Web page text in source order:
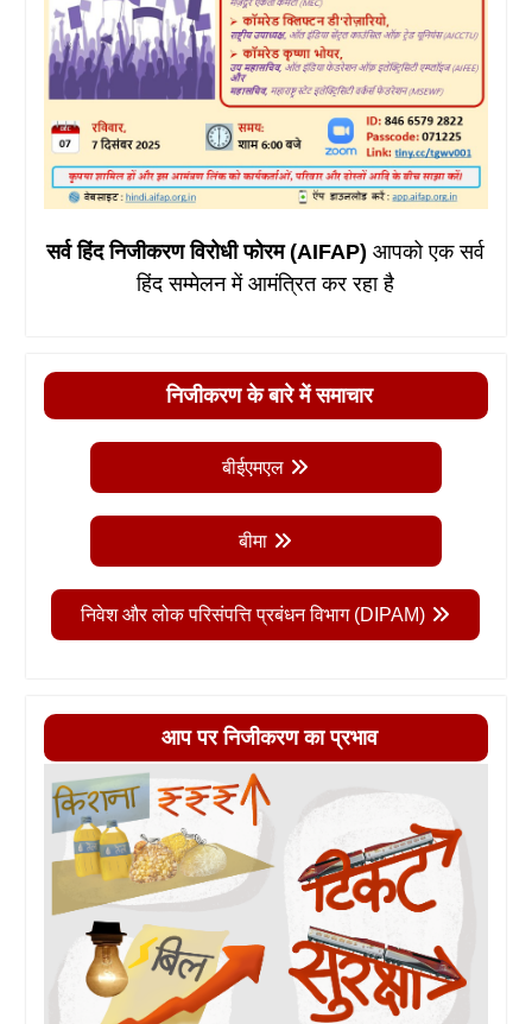
सर्व हिंद निजीकरण विरोधी फोरम (AIFAP)आपको एक सर्व
हिंद सम्मेलन में आमंत्रित कर रहा है
निजीकरण के बारे में समाचार
बीईएमएल
बीमा
निवेश और लोक परिसंपत्ति प्रबंधन विभाग (DIPAM)
आप पर निजीकरण का प्रभाव